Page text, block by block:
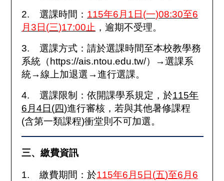
2.選課時間： 115年6 月 1 日 (一)08:30至6
月3 日 (三)17:00 止 ，逾期不受理。
3.選課方式：請於選課時間至本校教學務
系統（ https://ais.ntou.edu.tw/）→選課系
統→線上加退選→進行選課。
4.選課限制：依開課學系規定，於115年
6 月4 日 (四)進行審核，若與其他暑修課程
(含第一類課程)衝堂則不可加選。
三、繳費資訊
1. 繳費期間：於115年6月 5 日 (五)至6月 6